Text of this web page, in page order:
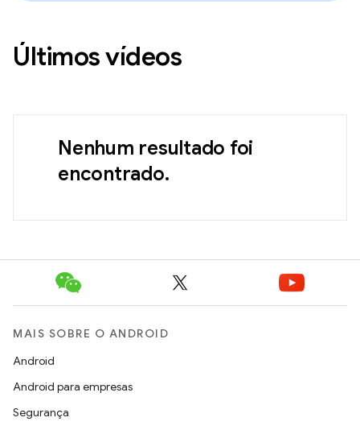
Últimos vídeos
Nenhum resultado foi
encontrado.
MAIS SOBRE O ANDROID
Android
Android para empresas
Segurança